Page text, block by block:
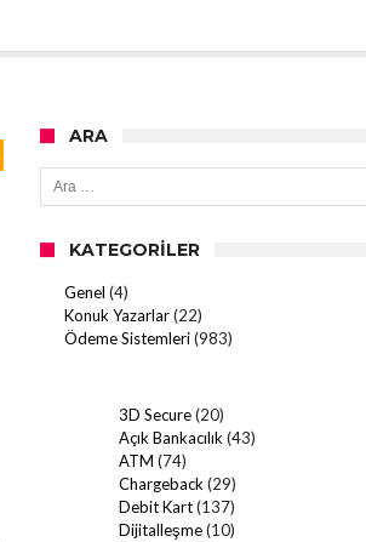
ARA
Arama:
KATEGORILER
Genel (4)
Konuk Yazarlar(22)
Ödeme Sistemleri(983)
3D Secure(20)
Açık Bankacılık (43)
ATM (74)
Chargeback (29)
Debit Kart(137)
Dijitalleşme(10)